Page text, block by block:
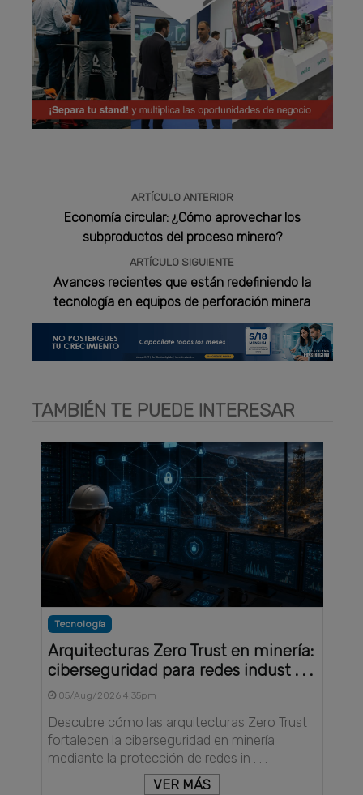
ARTÍCULO ANTERIOR
Economía circular: ¿Cómo aprovechar los
subproductos del proceso minero?
ARTÍCULO SIGUIENTE
Avances recientes que están redefiniendo la
tecnología en equipos de perforación minera
TAMBIÉN TE PUEDE INTERESAR
Tecnología
Arquitecturas Zero Trust en minería:
ciberseguridad para redes indust . . .
05/Aug/2026 4:35pm
Descubre cómo las arquitecturas Zero Trust
fortalecen la ciberseguridad en minería
mediante la protección de redes in . . .
VER MÁS